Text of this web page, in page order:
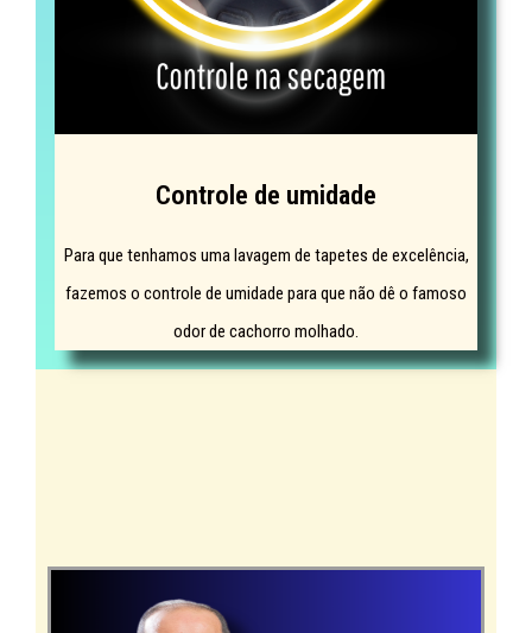
Controle de umidade
Para que tenhamos uma lavagem de tapetes de excelência,
fazemos o controle de umidade para que não dê o famoso
odor de cachorro molhado.